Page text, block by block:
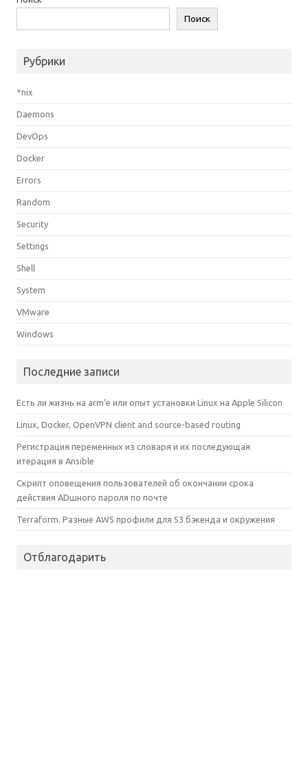
Поиск
Рубрики
*nix
Daemons
DevOps
Docker
Errors
Random
Security
Settings
Shell
System
VMware
Windows
Последние записи
Есть ли жизнь на arm’е или опыт установки Linux на Apple Silicon
Linux, Docker, OpenVPN client and source-based routing
Регистрация переменных из словаря и их последующая
итерация в Ansible
Скрипт оповещения пользователей об окончании срока
действия ADшного пароля по почте
Terraform. Разные AWS профили для S3 бэкенда и окружения
Отблагодарить